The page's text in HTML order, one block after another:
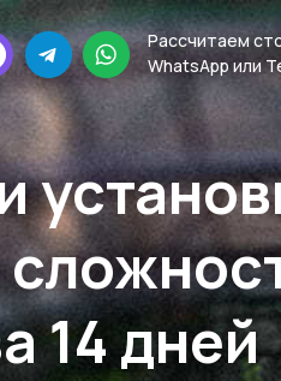
14 дней
Рассчитаем
WhatsApp или